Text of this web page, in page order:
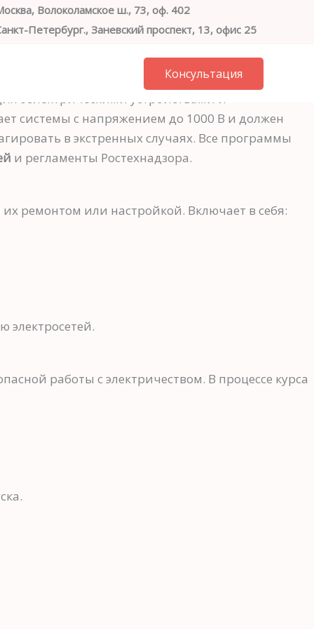
Волоколамское ш., 73, оф. 402
Петербург., Заневский проспект, 13, офис 25
Консультация
с электрическими устройствами и
системы с напряжением до 1000 В и должен
в экстренных случаях. Все программы
и регламенты Ростехнадзора.
ремонтом или настройкой. Включает в себя:
электросетей.
работы с электричеством. В процессе курса